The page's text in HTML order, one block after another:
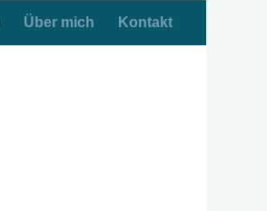
Kontakt
Über mich